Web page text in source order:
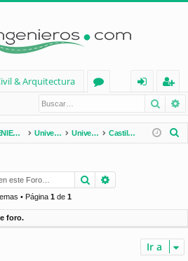
& Arquitectura
os
nt
ifi
e
eg
ist
ra
INGENIERÍA CIVIL (España) Universidades de España Universidades por Comunidades Castilla y León
r
Buscar
• Página 1de 1
foro.
Ir a